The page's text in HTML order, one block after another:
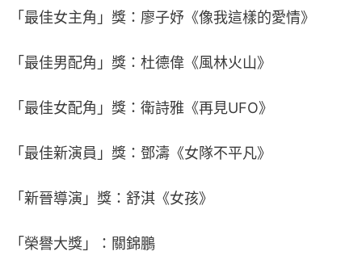
「最佳女主角」獎：廖子妤《像我這樣的愛情》
「最佳男配角」獎：杜德偉《風林火山》
「最佳女配角」獎：衛詩雅《再見UFO》
「最佳新演員」獎：鄧濤《女隊不平凡》
「新晉導演」獎：舒淇《女孩》
「榮譽大獎」：關錦鵬